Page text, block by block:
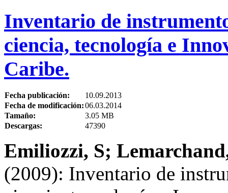
Inventario de
ciencia, tecnología e
Caribe.
Fecha publicación:
10.09.2013
Fecha de modificación:06.03.2014
Tamaño:
3.05 MB
Descargas:
47390
Emiliozzi, S;
(2009): Inventario de